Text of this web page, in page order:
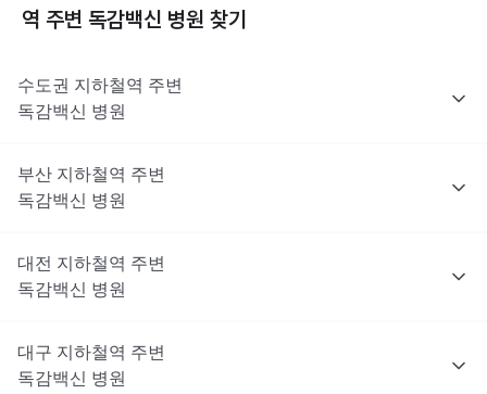
역 주변 독감백신 병원 찾기
수도권 지하철역 주변
독감백신
병원
부산 지하철역 주변
독감백신
병원
대전 지하철역 주변
독감백신
병원
대구 지하철역 주변
독감백신
병원